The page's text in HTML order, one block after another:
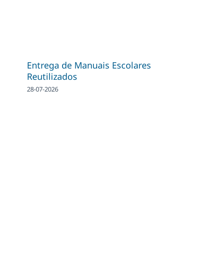
Entrega de Manuais Escolares
Reutilizados
28-07-2026